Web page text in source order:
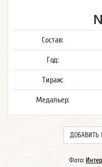
Состав:
Год:
Тираж:
Медальер:
ДОБАВИТЬ
Фото: